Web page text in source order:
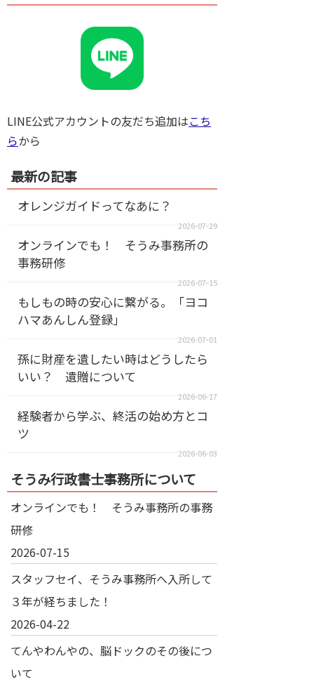
LINE公式アカウントの友だち追加はこち
らから
最新の記事
オレンジガイドってなあに？
2026-07-29
オンラインでも！ そうみ事務所の
事務研修
2026-07-15
もしもの時の安心に繋がる。「ヨコ
ハマあんしん登録」
2026-07-01
孫に財産を遺したい時はどうしたら
いい？ 遺贈について
2026-06-17
経験者から学ぶ、終活の始め方とコ
ツ
2026-06-03
そうみ行政書士事務所について
オンラインでも！ そうみ事務所の事務
研修
2026-07-15
スタッフセイ、そうみ事務所へ入所して
３年が経ちました！
2026-04-22
てんやわんやの、脳ドックのその後につ
いて